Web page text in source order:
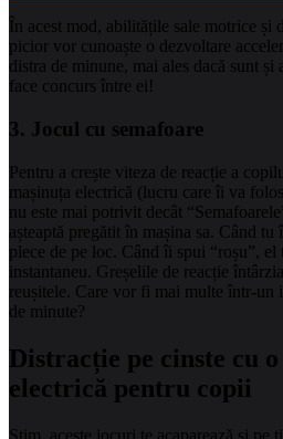
În acest mod, abilitățile sale motrice și
picior vor cunoaște o dezvoltare
distra de minune, mai ales dacă sunt
face concurs între ei!
3. Jocul cu semafoare
Pentru a crește viteza de reacție a
mașinuța electrică (lucru care îi va
nu este mai potrivit decât
așteaptă pregătit în mașina sa. Când
plece de pe loc. Când îi spui “roșu”, el
instantaneu. Greșelile de reacție
reușitele. Care vor fi mai multe într-un
de minute?
Distracție pe cinste cu o
electrică pentru copii
Știm, aceste jocuri te acaparează și pe